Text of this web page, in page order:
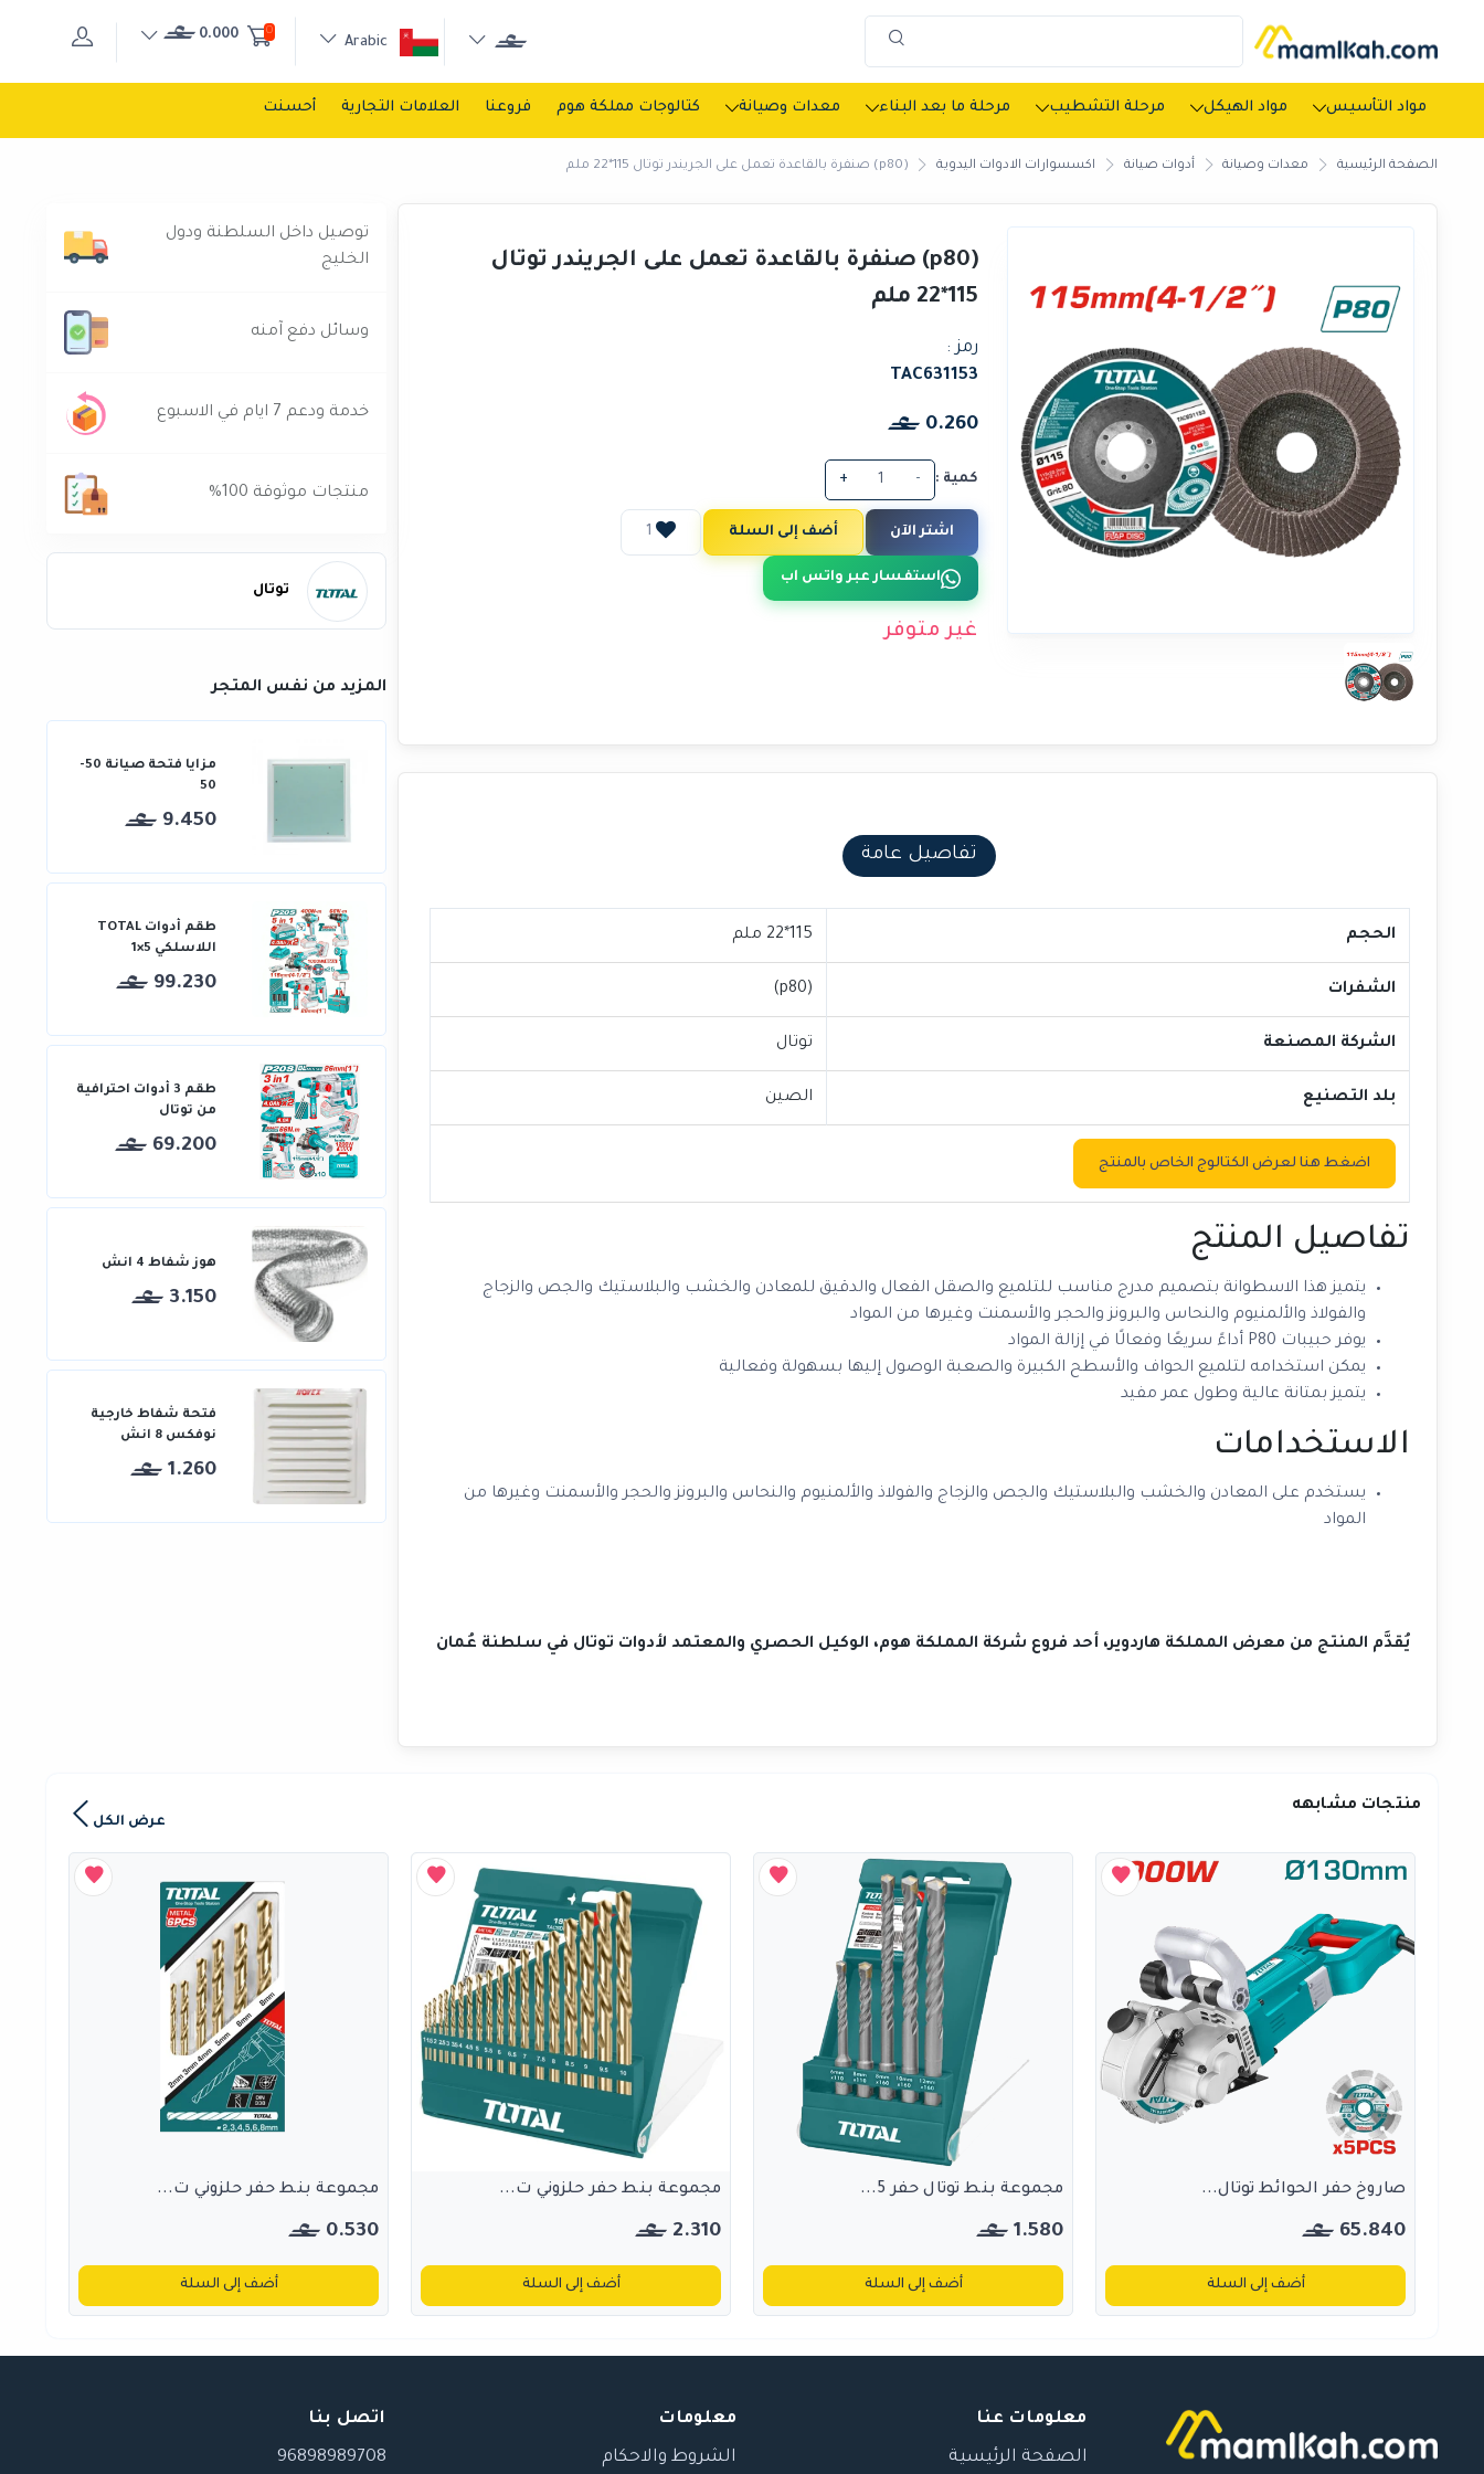
0
0.000
مواد التأسيس مواد الهيكل مرحلة التشطيب مرحلة ما بعد البناء معدات وصيانة كتالوجات مملكة هوم فروعنا العلامات التجارية أحسنت
الصفحة الرئيسية معدات وصيانة أدوات صيانة اكسسوارات الادوات اليدوية (p80) صنفرة بالقاعدة تعمل على الجريندر توتال 115*22 ملم
(p80) صنفرة بالقاعدة تعمل على الجريندر توتال
115*22 ملم
رمز :
TAC631153
0.260
كمية : -
+
اشتر الآن أضف إلى السلة 1
استفسار عبر واتس اب
غير متوفر
تفاصيل عامة
الحجم 115*22 ملم
الشفرات (p80)
الشركة المصنعة توتال
بلد التصنيع الصين
اضغط هنا لعرض الكتالوج الخاص بالمنتج
تفاصيل المنتج
يتميز هذا الاسطوانة بتصميم مدرج مناسب للتلميع والصقل الفعال والدقيق للمعادن والخشب والبلاستيك والجص والزجاج
والفولاذ والألمنيوم والنحاس والبرونز والحجر والأسمنت وغيرها من المواد
يوفر حبيبات P80 أداءً سريعًا وفعالًا في إزالة المواد
يمكن استخدامه لتلميع الحواف والأسطح الكبيرة والصعبة الوصول إليها بسهولة وفعالية
يتميز بمتانة عالية وطول عمر مفيد
الاستخدامات
يستخدم على المعادن والخشب والبلاستيك والجص والزجاج والفولاذ والألمنيوم والنحاس والبرونز والحجر والأسمنت وغيرها من
المواد
يُقدَّم المنتج من معرض المملكة هاردوير، أحد فروع شركة المملكة هوم، الوكيل الحصري والمعتمد لأدوات توتال في سلطنة عُمان
توصيل داخل السلطنة ودول
الخليج
وسائل دفع آمنه
خدمة ودعم 7 ايام في الاسبوع
منتجات موثوقة 100%
توتال
المزيد من نفس المتجر
مزايا فتحة صيانة 50-
50
9.450
طقم أدوات TOTAL
اللاسلكي 5×1
99.230
طقم 3 أدوات احترافية
من توتال
69.200
هوز شفاط 4 انش
3.150
فتحة شفاط خارجية
نوفكس 8 انش
1.260
منتجات مشابهه
عرض الكل
صاروخ حفر الحوائط توتال...
65.840
أضف إلى السلة
مجموعة بنط توتال حفر 5...
1.580
أضف إلى السلة
مجموعة بنط حفر حلزوني ت...
2.310
أضف إلى السلة
مجموعة بنط حفر حلزوني ت...
0.530
أضف إلى السلة
معلومات عنا
الصفحة الرئيسية
معلومات
الشروط والاحكام
اتصل بنا
96898989708